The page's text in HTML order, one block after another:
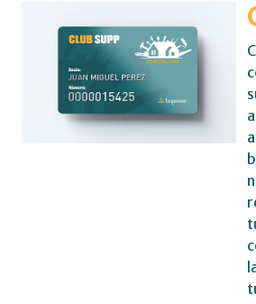
al